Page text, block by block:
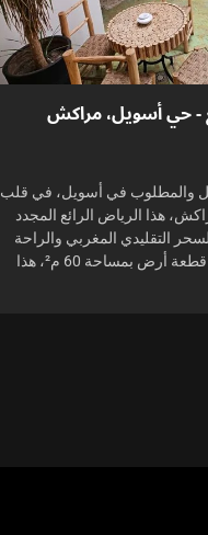
- حي أسويل، مراكش
والمطلوب في أسويل، في قلب
هذا الرياض الرائع المجدد
التقليدي المغربي والراحة
الحديثة. مبني على قطعة أرض بمساحة 60 م²، هذا